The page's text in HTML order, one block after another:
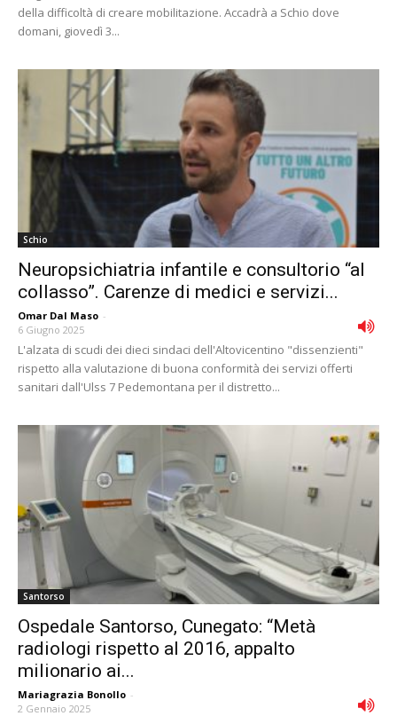
della difficoltà di creare mobilitazione. Accadrà a Schio dove
domani, giovedì 3...
Schio
Neuropsichiatria infantile e consultorio “al
collasso”. Carenze di medici e servizi...
Omar Dal Maso -
6 Giugno 2025
L'alzata di scudi dei dieci sindaci dell'Altovicentino "dissenzienti"
rispetto alla valutazione di buona conformità dei servizi offerti
sanitari dall'Ulss 7 Pedemontana per il distretto...
Santorso
Ospedale Santorso, Cunegato: “Metà
radiologi rispetto al 2016, appalto
milionario ai...
Mariagrazia Bonollo -
2 Gennaio 2025